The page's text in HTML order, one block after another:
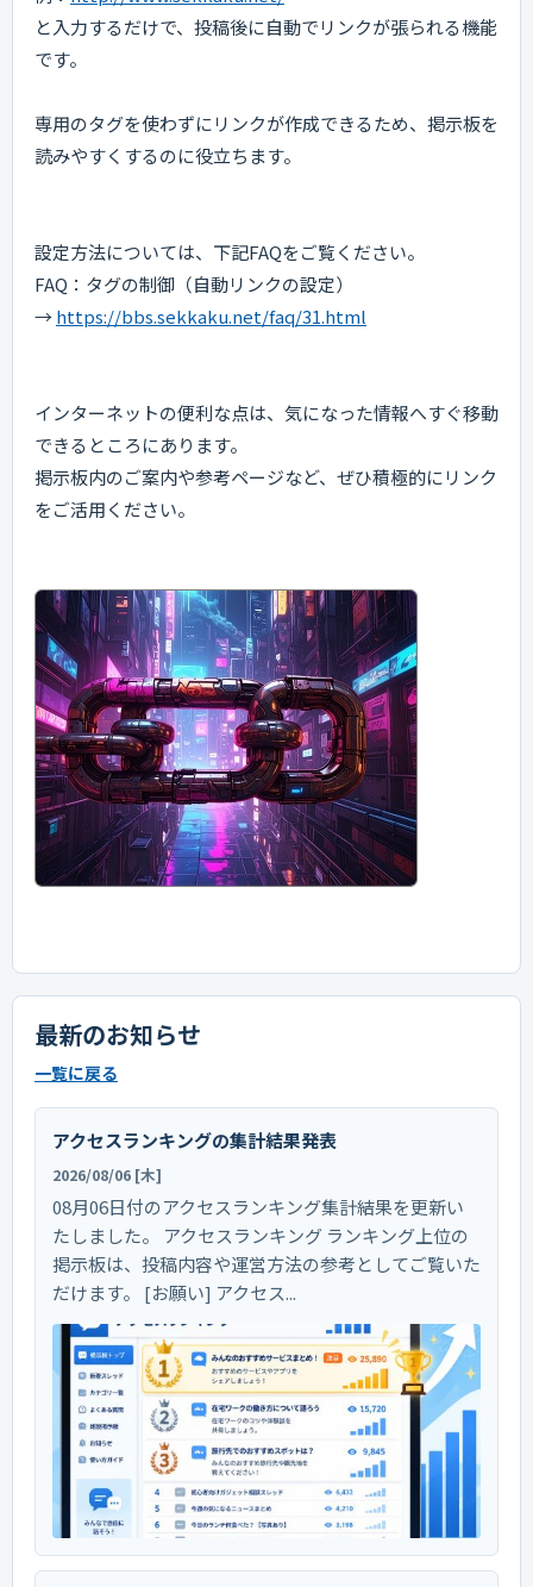
と入力するだけで、投稿後に自動でリンクが張られる機能
です。
専用のタグを使わずにリンクが作成できるため、掲示板を
読みやすくするのに役立ちます。
設定方法については、下記FAQをご覧ください。
FAQ：タグの制御（自動リンクの設定）
→https://bbs.sekkaku.net/faq/31.html
インターネットの便利な点は、気になった情報へすぐ移動
できるところにあります。
掲示板内のご案内や参考ページなど、ぜひ積極的にリンク
をご活用ください。
最新のお知らせ
一覧に戻る
アクセスランキングの集計結果発表
2026/08/06 [木]
08月06日付のアクセスランキング集計結果を更新い
たしました。 アクセスランキング ランキング上位の
掲示板は、投稿内容や運営方法の参考としてご覧いた
だけます。 [お願い] アクセス...